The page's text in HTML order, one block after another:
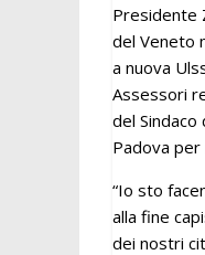
Presidente
del Veneto
a nuova
Assessori
del
Padova
“Io sto
alla fine
dei nostri